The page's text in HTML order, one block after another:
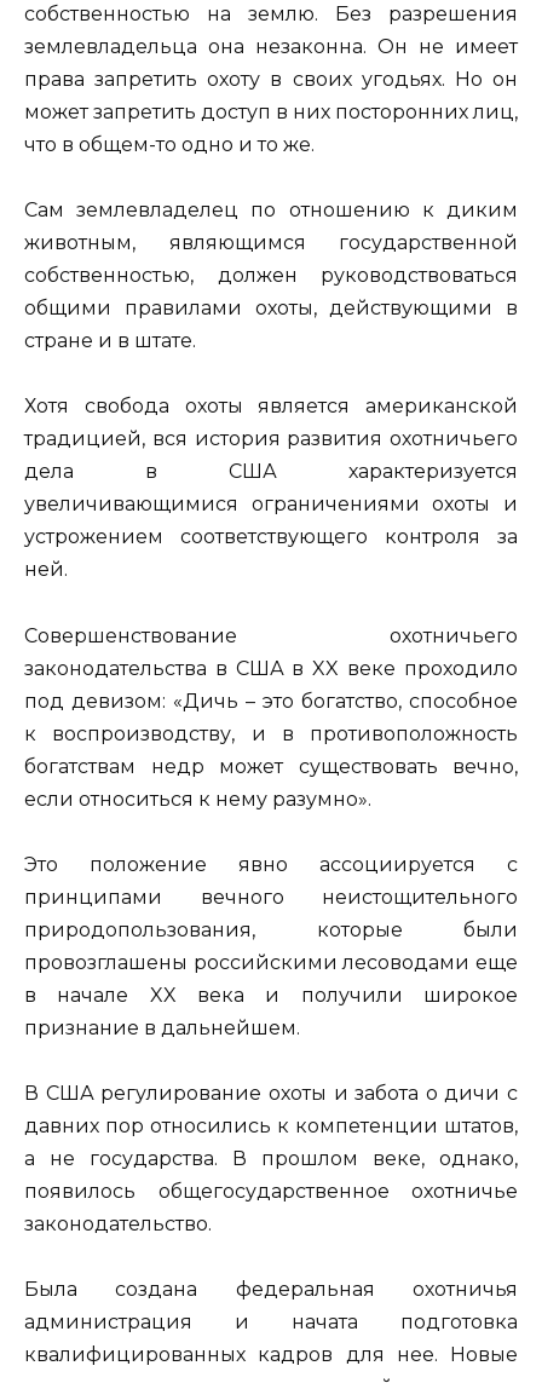
собственностью на землю. Без разрешения
землевладельца она незаконна. Он не имеет
права запретить охоту в своих угодьях. Но он
может запретить доступ в них посторонних лиц,
что в общем-то одно и то же.
Сам землевладелец по отношению к диким
животным, являющимся государственной
собственностью, должен руководствоваться
общими правилами охоты, действующими в
стране и в штате.
Хотя свобода охоты является американской
традицией, вся история развития охотничьего
дела в США характеризуется
увеличивающимися ограничениями охоты и
устрожением соответствующего контроля за
ней.
Совершенствование охотничьего
законодательства в США в XX веке проходило
под девизом: «Дичь – это богатство, способное
к воспроизводству, и в противоположность
богатствам недр может существовать вечно,
если относиться к нему разумно».
Это положение явно ассоциируется с
принципами вечного неистощительного
природопользования, которые были
провозглашены российскими лесоводами еще
в начале XX века и получили широкое
признание в дальнейшем.
В США регулирование охоты и забота о дичи с
давних пор относились к компетенции штатов,
а не государства. В прошлом веке, однако,
появилось общегосударственное охотничье
законодательство.
Была создана федеральная охотничья
администрация и начата подготовка
квалифицированных кадров для нее. Новые